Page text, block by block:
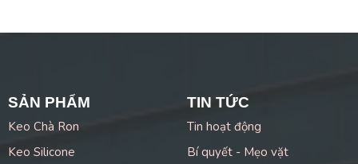
SẢN PHẨM
Keo Chà Ron
Keo Silicone
TIN TỨC
Tin hoạt động
Bí quyết - Mẹo vặt